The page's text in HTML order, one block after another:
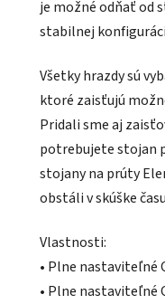
je možné odňať od
stabilnej
Všetky hrazdy sú
ktoré zaisťujú
Pridali sme aj
potrebujete stojan
stojany na prúty
obstáli v skúške
Vlastnosti:
• Plne nastaviteľné
• Plne nastaviteľné